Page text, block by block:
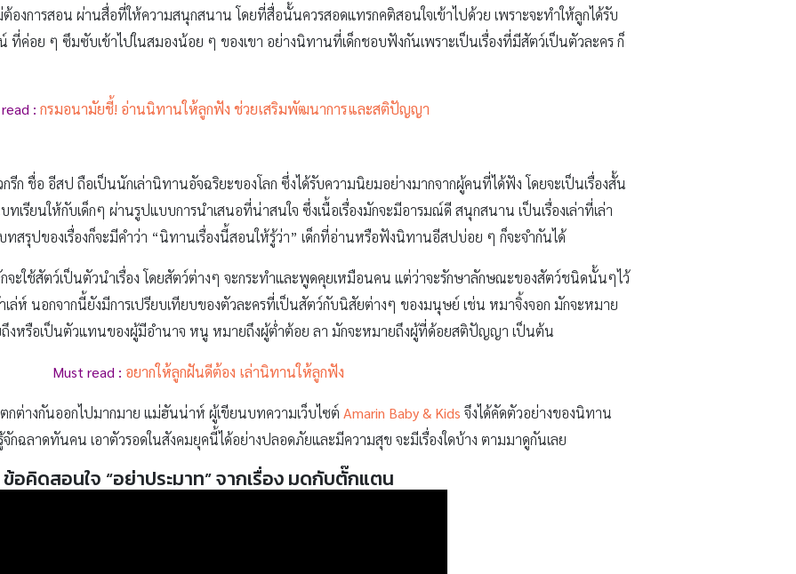
งการสอน ผ่านสื่อที่ให้ความสนุกสนาน โดยที่สื่อนั้นควรสอดแทรกคติสอนใจเข้าไปด้วย เพราะจะทำให้ลูกได้รับ
ที่ค่อย ๆ ซึมซับเข้าไปในสมองน้อย ๆ ของเขา อย่างนิทานที่เด็กชอบฟังกันเพราะเป็นเรื่องที่มีสัตว์เป็นตัวละคร ก็
: กรมอนามัยชี้! อ่านนิทานให้ลูกฟัง ช่วยเสริมพัฒนาการและสติปัญญา
ก ชื่อ อีสป ถือเป็นนักเล่านิทานอัจฉริยะของโลก ซึ่งได้รับความนิยมอย่างมากจากผู้คนที่ได้ฟัง โดยจะเป็นเรื่องสั้น
รียนให้กับเด็กๆ ผ่านรูปแบบการนำเสนอที่น่าสนใจ ซึ่งเนื้อเรื่องมักจะมีอารมณ์ดี สนุกสนาน เป็นเรื่องเล่าที่เล่า
รุปของเรื่องก็จะมีคำว่า “นิทานเรื่องนี้สอนให้รู้ว่า” เด็กที่อ่านหรือฟังนิทานอีสปบ่อย ๆ ก็จะจำกันได้
จะใช้สัตว์เป็นตัวนำเรื่อง โดยสัตว์ต่างๆ จะกระทำและพูดคุยเหมือนคน แต่ว่าจะรักษาลักษณะของสัตว์ชนิดนั้นๆไว้
าเล่ห์ นอกจากนี้ยังมีการเปรียบเทียบของตัวละครที่เป็นสัตว์กับนิสัยต่างๆ ของมนุษย์ เช่น หมาจิ้งจอก มักจะหมาย
ถึงหรือเป็นตัวแทนของผู้มีอำนาจ หนู หมายถึงผู้ต่ำต้อย ลา มักจะหมายถึงผู้ที่ด้อยสติปัญญา เป็นต้น
Must read : อยากให้ลูกฝันดีต้อง เล่านิทานให้ลูกฟัง
กต่างกันออกไปมากมาย แม่ฮันน่าห์ ผู้เขียนบทความเว็บไซต์ Amarin Baby & Kids จึงได้คัดตัวอย่างของนิทาน
กฉลาดทันคน เอาตัวรอดในสังคมยุคนี้ได้อย่างปลอดภัยและมีความสุข จะมีเรื่องใดบ้าง ตามมาดูกันเลย
ข้อคิดสอนใจ “อย่าประมาท” จากเรื่อง มดกับตั๊กแตน